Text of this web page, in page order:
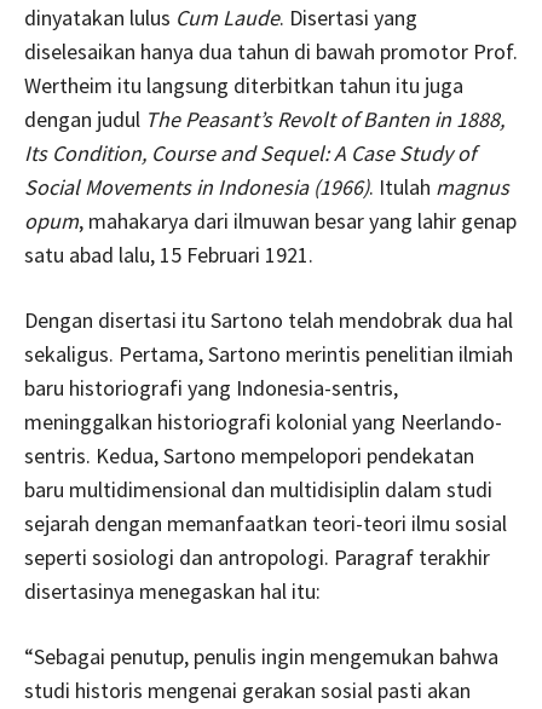
dinyatakan lulus Cum Laude. Disertasi yang
diselesaikan hanya dua tahun di bawah promotor Prof.
Wertheim itu langsung diterbitkan tahun itu juga
dengan judul The Peasant’s Revolt of Banten in 1888,
Its Condition, Course and Sequel: A Case Study of
Social Movements in Indonesia (1966). Itulah magnus
opum, mahakarya dari ilmuwan besar yang lahir genap
satu abad lalu, 15 Februari 1921.
Dengan disertasi itu Sartono telah mendobrak dua hal
sekaligus. Pertama, Sartono merintis penelitian ilmiah
baru historiografi yang Indonesia-sentris,
meninggalkan historiografi kolonial yang Neerlando-
sentris. Kedua, Sartono mempelopori pendekatan
baru multidimensional dan multidisiplin dalam studi
sejarah dengan memanfaatkan teori-teori ilmu sosial
seperti sosiologi dan antropologi. Paragraf terakhir
disertasinya menegaskan hal itu:
“Sebagai penutup, penulis ingin mengemukan bahwa
studi historis mengenai gerakan sosial pasti akan